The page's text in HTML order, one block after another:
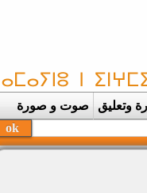
وتعليق صوت و صورة